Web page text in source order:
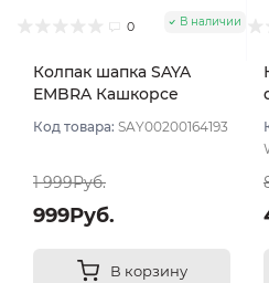
0 В наличии
Колпак шапка SAYA
EMBRA Кашкорсе
Код товара: SAY00200164193
1 999Руб.
999Руб.
В корзину